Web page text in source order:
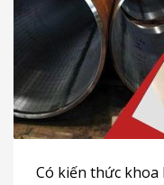
Có kiến ​​thức khoa